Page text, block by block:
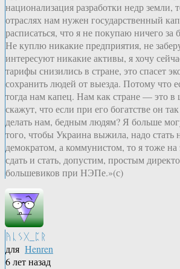
национализация разработки недр земли,
отраслях нам нужен государственный
расписаться, что я не покупаю ничего за
Не куплю никакие предприятия, не
интересуют никакие активы, я хочу
тарифы снизились в стране, это спасет
сохранить людей от выезда. Потому что
тогда нам капец. Нам как стране — это
скажут, что если при его богатстве он
делать нам, бедным людям? Я больше
того, чтобы Украина выжила, надо стать
демократом, а коммунистом, то я тоже на
сдать и стать, допустим, простым
большевиков при НЭПе.»(с)
ᚤᚳᛊᚷ_ᛈᚱ
для Henren
6 лет назад